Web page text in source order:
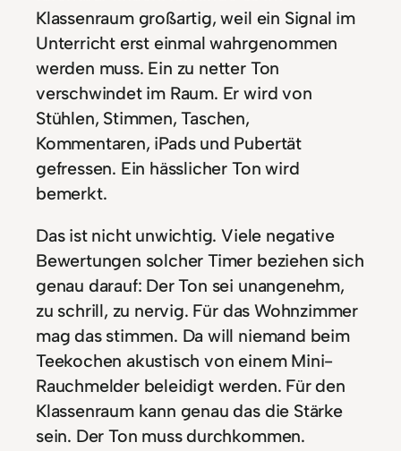
Klassenraum großartig, weil ein Signal im
Unterricht erst einmal wahrgenommen
werden muss. Ein zu netter Ton
verschwindet im Raum. Er wird von
Stühlen, Stimmen, Taschen,
Kommentaren, iPads und Pubertät
gefressen. Ein hässlicher Ton wird
bemerkt.
Das ist nicht unwichtig. Viele negative
Bewertungen solcher Timer beziehen sich
genau darauf: Der Ton sei unangenehm,
zu schrill, zu nervig. Für das Wohnzimmer
mag das stimmen. Da will niemand beim
Teekochen akustisch von einem Mini-
Rauchmelder beleidigt werden. Für den
Klassenraum kann genau das die Stärke
sein. Der Ton muss durchkommen.